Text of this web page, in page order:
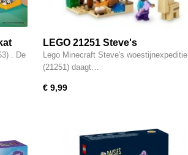
. De
LEGO 21251 Steve's
Woestijnexpeditie
Lego Minecraft Steve's woestijnexpeditie
(21251) daagt…
€ 9,99